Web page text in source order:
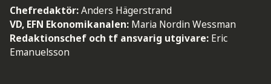
Chefredaktör:Anders Hägerstrand
VD, EFN Ekonomikanalen: Maria Nordin Wessman
Redaktionschef och tf ansvarig utgivare: Eric
Emanuelsson